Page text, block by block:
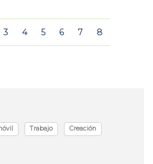
3 4 5 6 7 8
Trabajo Creación